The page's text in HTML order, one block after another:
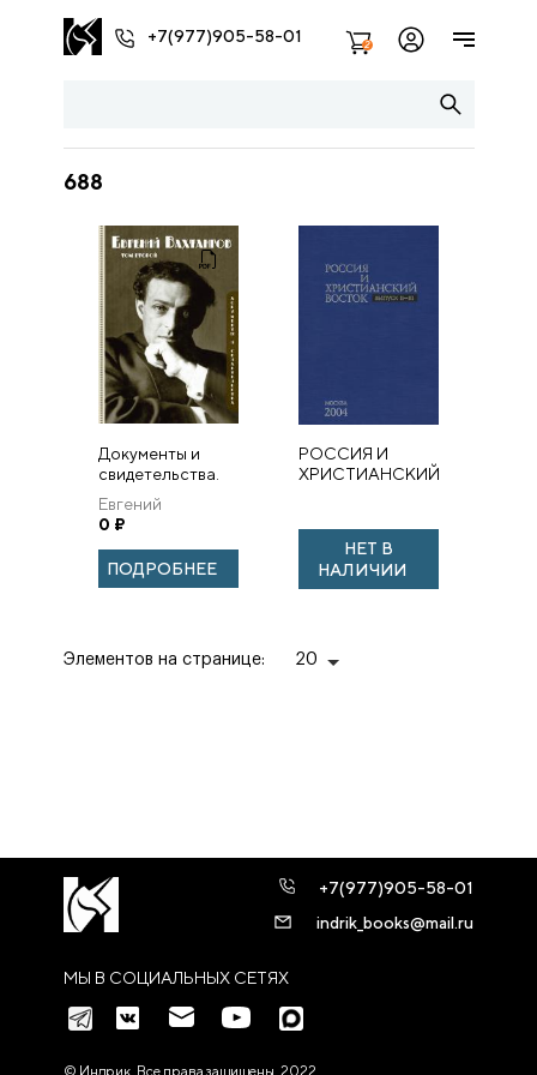
+7(977)905-58-01 2
688
Документы и
свидетельства.
Том II
Евгений
Вахтангов
0 ₽
ПОДРОБНЕЕ
РОССИЯ И
ХРИСТИАНСКИЙ
НЕТ В
НАЛИЧИИ
Элементов на странице: 20
МЫ В СОЦИАЛЬНЫХ СЕТЯХ
+7(977)905-58-01
indrik_books@mail.ru
© Индрик. Все права защищены, 2022